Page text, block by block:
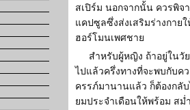
สเปิร์ม นอกจากนั้น ควรพิจ
แคปซูลซึ่งส่งเสริมร่างกาย
ฮอร์โมนเพศชาย
สำหรับผู้หญิง ถ้าอยู่ในวั
ไปแล้วครึ่งทางที่จะพบกับค
ครรภ์มานานแล้ว ก็ต้องกลั
ยมประจำเดือนให้พร้อม สม่